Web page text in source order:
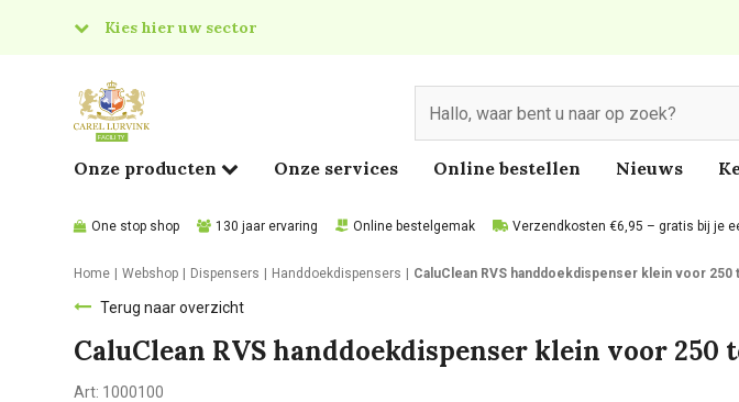
Kies hier uw sector
Food
Onze producten Onze services Online bestellen Nieuws
One stop shop 130 jaar ervaring Online bestelgemak Verzendkosten €6,95 – gratis bij je
Home Webshop Dispensers Handdoekdispensers CaluClean RVS handdoekdispenser klein voor
Terug naar overzicht
CaluClean RVS handdoekdispenser klein voor
Art: 1000100